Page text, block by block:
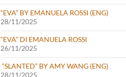
“EVA” BY EMANUELA ROSSI (ENG)
28/11/2025
“EVA” DI EMANUELA ROSSI
26/11/2025
“SLANTED” BY AMY WANG (ENG)
28/11/2025